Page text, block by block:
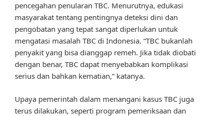
pencegahan penularan TBC. Menurutnya, edukasi
masyarakat tentang pentingnya deteksi dini dan
pengobatan yang tepat sangat diperlukan untuk
mengatasi masalah TBC di Indonesia. “TBC bukanlah
penyakit yang bisa dianggap remeh. Jika tidak diobati
dengan benar, TBC dapat menyebabkan komplikasi
serius dan bahkan kematian,” katanya.
Upaya pemerintah dalam menangani kasus TBC juga
terus dilakukan, seperti program pemeriksaan dan